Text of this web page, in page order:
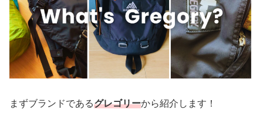
まずブランドであるグレゴリーから紹介します！